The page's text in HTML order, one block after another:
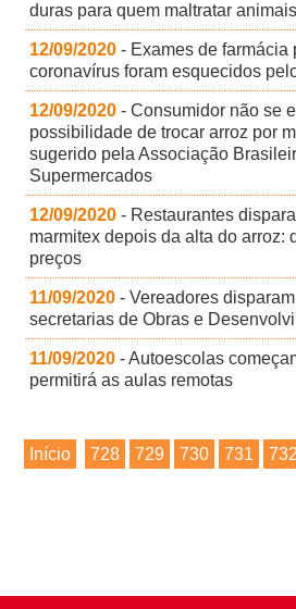
duras para quem maltratar animais
12/09/2020 - Exames de farmácia
coronavírus foram esquecidos
12/09/2020 - Consumidor não se
possibilidade de trocar arroz por
sugerido pela Associação
Supermercados
12/09/2020 - Restaurantes
marmitex depois da alta do arroz:
preços
11/09/2020 - Vereadores
secretarias de Obras e
11/09/2020 - Autoescolas
permitirá as aulas remotas
Início 728 729 730 731 732